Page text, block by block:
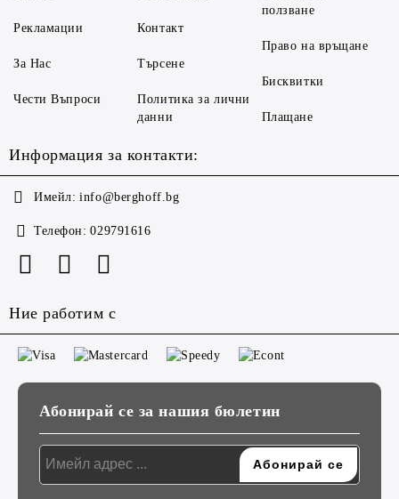
Рекламации
За Нас
Чести Въпроси
Контакт
Търсене
Политика за лични
данни
ползване
Право на връщане
Бисквитки
Плащане
Информация за контакти:
Имейл: info@berghoff.bg
Телефон: 029791616
Ние работим с
Абонирай се за нашия бюлетин